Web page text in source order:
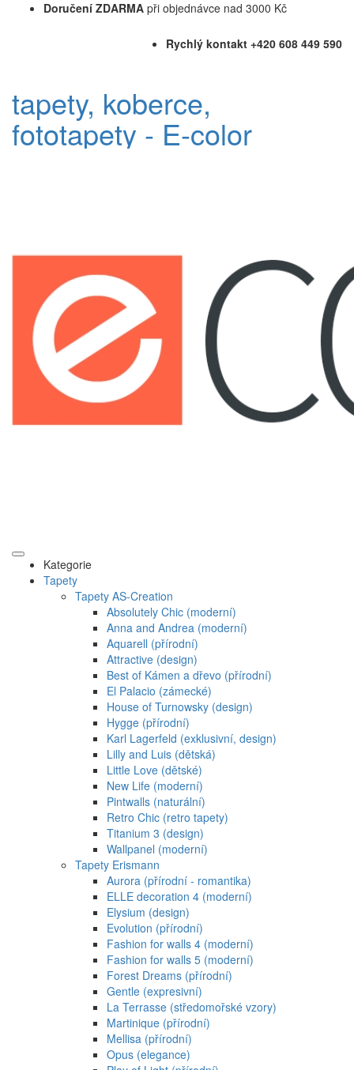
Doručení ZDARMA při objednávce nad 3000 Kč
Rychlý kontakt +420 608 449 590
tapety, koberce,
fototapety - E-color
Kategorie
Tapety
Tapety AS-Creation
Absolutely Chic (moderní)
Anna and Andrea (moderní)
Aquarell (přírodní)
Attractive (design)
Best of Kámen a dřevo (přírodní)
El Palacio (zámecké)
House of Turnowsky (design)
Hygge (přírodní)
Karl Lagerfeld (exklusivní, design)
Lilly and Luis (dětská)
Little Love (dětské)
New Life (moderní)
Pintwalls (naturální)
Retro Chic (retro tapety)
Titanium 3 (design)
Wallpanel (moderní)
Tapety Erismann
Aurora (přírodní - romantika)
ELLE decoration 4 (moderní)
Elysium (design)
Evolution (přírodní)
Fashion for walls 4 (moderní)
Fashion for walls 5 (moderní)
Forest Dreams (přírodní)
Gentle (expresivní)
La Terrasse (středomořské vzory)
Martinique (přírodní)
Mellisa (přírodní)
Opus (elegance)